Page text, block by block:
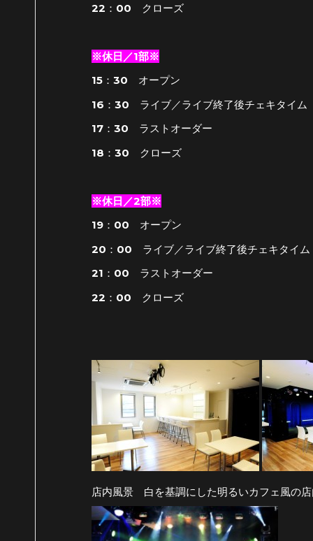
22：00 クローズ
※休日／1部※
15：30 オープン
16：30 ライブ／ライブ終了後チェキタイム
17：30 ラストオーダー
18：30 クローズ
※休日／2部※
19：00 オープン
20：00 ライブ／ライブ終了後チェキタイム
21：00 ラストオーダー
22：00 クローズ
店内風景 白を基調にした明るいカフェ風の